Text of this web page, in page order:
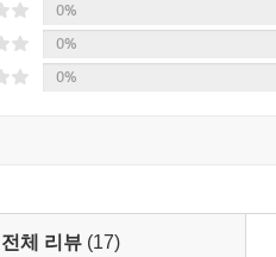
해커스] 한경비즈니스 선정
0%
0%
0%
전체 리뷰 (17)